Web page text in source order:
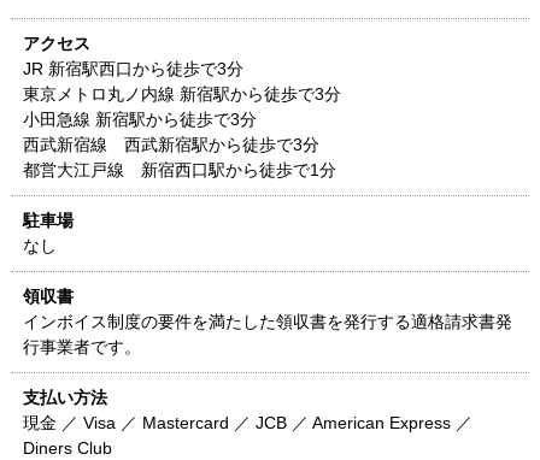
アクセス
JR 新宿駅西口から徒歩で3分
東京メトロ丸ノ内線 新宿駅から徒歩で3分
小田急線 新宿駅から徒歩で3分
西武新宿線 西武新宿駅から徒歩で3分
都営大江戸線 新宿西口駅から徒歩で1分
駐車場
なし
領収書
インボイス制度の要件を満たした領収書を発行する適格請求書発
行事業者です。
支払い方法
現金 ／ Visa ／ Mastercard ／ JCB ／ American Express ／
Diners Club